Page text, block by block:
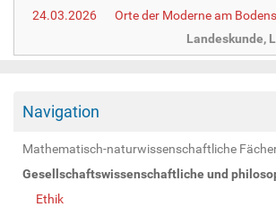
24.03.2026
Orte der Moderne am
Landeskunde,
Navigation
Mathematisch-naturwissenschaftliche
Gesellschaftswissenschaftliche und
Ethik